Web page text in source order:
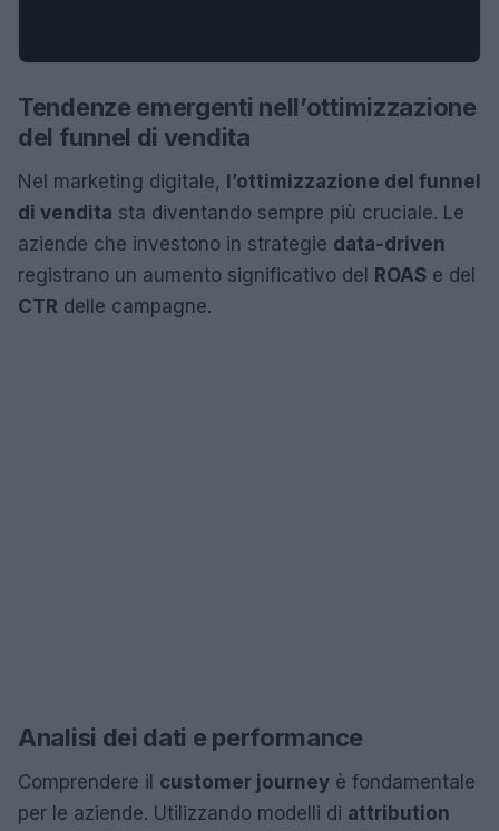
Tendenze emergenti nell’ottimizzazione
del funnel di vendita
Nel marketing digitale, l’ottimizzazione del funnel
di vendita sta diventando sempre più cruciale. Le
aziende che investono in strategie data-driven
registrano un aumento significativo del ROAS e del
CTR delle campagne.
Analisi dei dati e performance
Comprendere il customer journey è fondamentale
per le aziende. Utilizzando modelli di attribution